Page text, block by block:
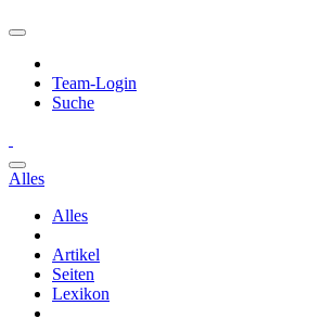
Team-Login
Suche
Alles
Alles
Artikel
Seiten
Lexikon